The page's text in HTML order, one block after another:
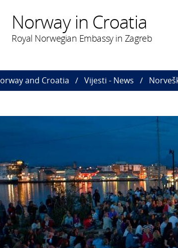
Norway in Croatia
Royal Norwegian Embassy in Zagreb
and Croatia Vijesti - News